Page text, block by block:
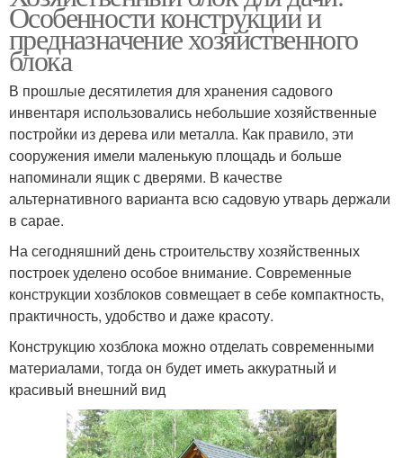
Особенности конструкции и
предназначение хозяйственного
блока
В прошлые десятилетия для хранения садового
инвентаря использовались небольшие хозяйственные
постройки из дерева или металла. Как правило, эти
сооружения имели маленькую площадь и больше
напоминали ящик с дверями. В качестве
альтернативного варианта всю садовую утварь держали
в сарае.
На сегодняшний день строительству хозяйственных
построек уделено особое внимание. Современные
конструкции хозблоков совмещает в себе компактность,
практичность, удобство и даже красоту.
Конструкцию хозблока можно отделать современными
материалами, тогда он будет иметь аккуратный и
красивый внешний вид